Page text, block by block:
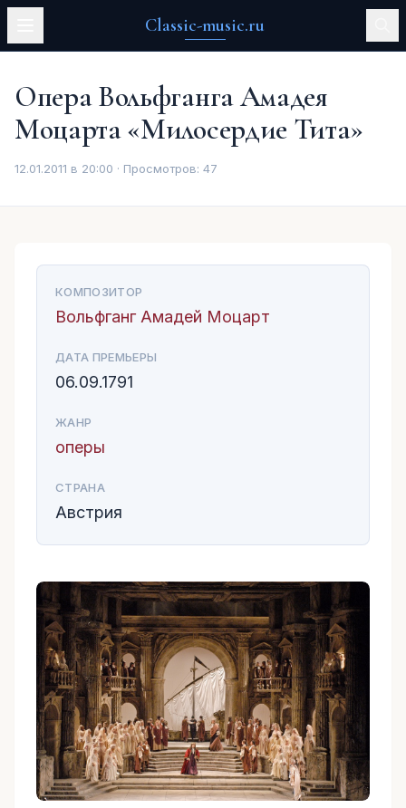
Classic-music.ru
Опера Вольфганга Амадея
Моцарта «Милосердие Тита»
12.01.2011 в 20:00 · Просмотров: 47
КОМПОЗИТОР
Вольфганг Амадей Моцарт
ДАТА ПРЕМЬЕРЫ
06.09.1791
ЖАНР
оперы
СТРАНА
Австрия